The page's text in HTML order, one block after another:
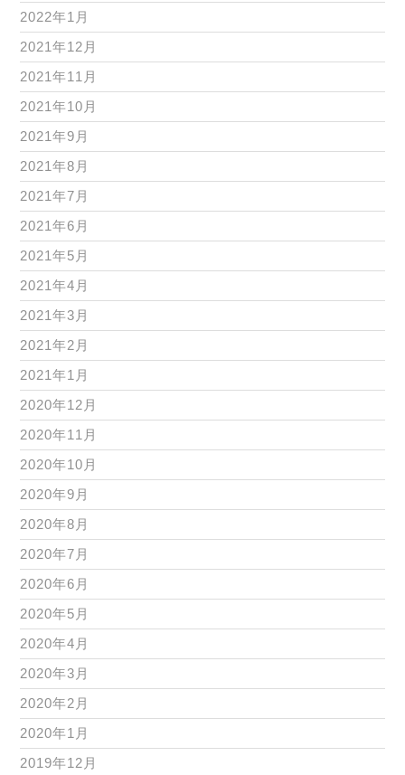
2022年1月
2021年12月
2021年11月
2021年10月
2021年9月
2021年8月
2021年7月
2021年6月
2021年5月
2021年4月
2021年3月
2021年2月
2021年1月
2020年12月
2020年11月
2020年10月
2020年9月
2020年8月
2020年7月
2020年6月
2020年5月
2020年4月
2020年3月
2020年2月
2020年1月
2019年12月